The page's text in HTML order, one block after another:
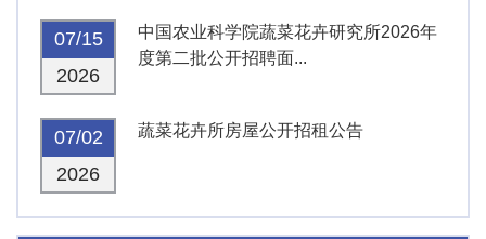
07/15
2026
中国农业科学院蔬菜花卉研究所2026年
度第二批公开招聘面...
07/02
2026
蔬菜花卉所房屋公开招租公告